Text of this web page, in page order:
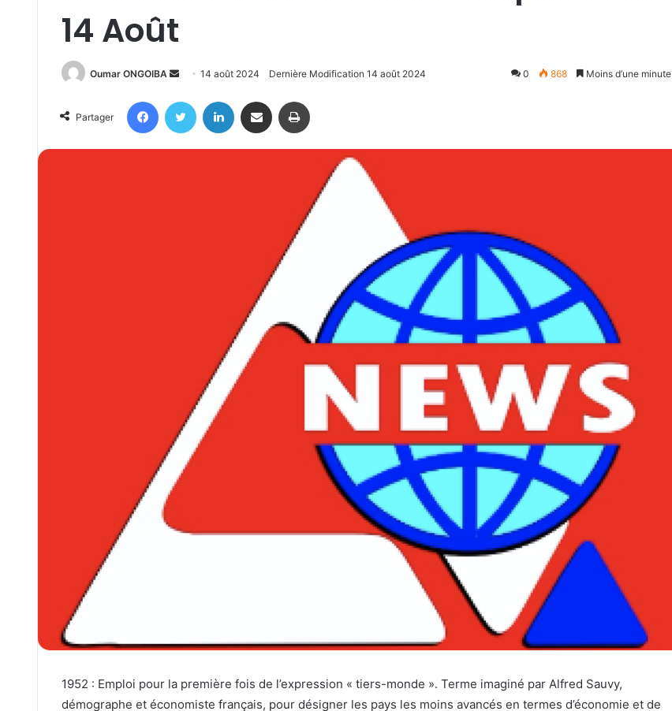
14 Août
Oumar ONGOIBA
Send
email
14 août 2024 Dernière Modification 14 août 2024 0 868 Moins d’une minute
Partager
FacebookTwitter Linkedin Partager par email
1952 : Emploi pour la première fois de l’expression « tiers-monde ». Terme imaginé par Alfred Sauvy,
démographe et économiste français, pour désigner les pays les moins avancés en termes d’économie et de